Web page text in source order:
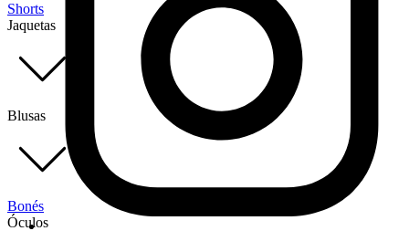
Shorts
Jaquetas
Blusas
Bonés
Óculos